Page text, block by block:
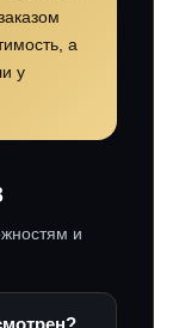
а
у
и